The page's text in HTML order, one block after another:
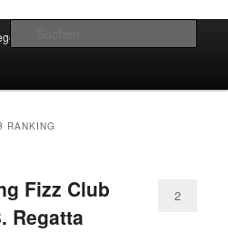
RANKING
Fizz Club
Regatta
2